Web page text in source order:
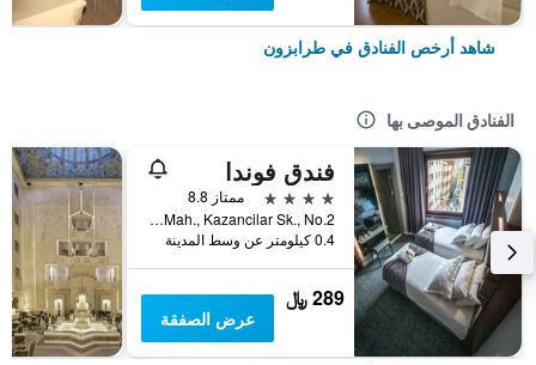
شاهد أرخص الفنادق في طرابزون
الفنادق الموصى بها
فندق فوندا
4 نجوم
ممتاز 8.8
Carsi Mah., Kazancilar Sk., No.2, طرابزون, تركيا
0.4 كيلومتر عن وسط المدينة
289 ﷼
عرض الصفقة